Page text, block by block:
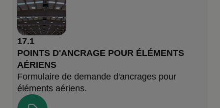
17.1
POINTS D'ANCRAGE POUR ÉLÉMENTS
AÉRIENS
Formulaire de demande d'ancrages pour
éléments aériens.